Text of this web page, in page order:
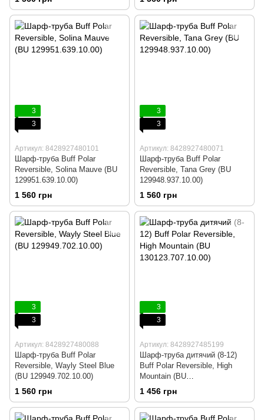
3
3
Артикул: 8428927480101
Шарф-труба Buff Polar
Reversible, Solina Mauve (BU
129951.639.10.00)
1 560 грн
3
3
Артикул: 8428927480071
Шарф-труба Buff Polar
Reversible, Tana Grey (BU
129948.937.10.00)
1 560 грн
3
3
Артикул: 8428927480088
Шарф-труба Buff Polar
Reversible, Wayly Steel Blue
(BU 129949.702.10.00)
1 560 грн
3
3
Артикул: 8428927485199
Шарф-труба дитячий (8-12)
Buff Polar Reversible, High
Mountain (BU
130123.707.10.00)
1 456 грн